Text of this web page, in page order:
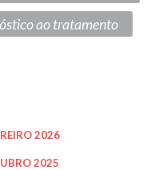
ao tratamento
2026
2025